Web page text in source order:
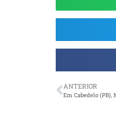
ANTERIOR